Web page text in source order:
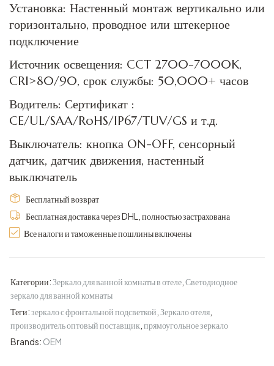
Установка: Настенный монтаж вертикально или
горизонтально, проводное или штекерное
подключение
Источник освещения: CCT 2700-7000K,
CRI>80/90, срок службы: 50,000+ часов
Водитель: Сертификат :
CE/UL/SAA/RoHS/IP67/TUV/GS и т.д.
Выключатель: кнопка ON-OFF, сенсорный
датчик, датчик движения, настенный
выключатель
Бесплатный возврат
Бесплатная доставка через DHL, полностью застрахована
Все налоги и таможенные пошлины включены
Категории:Зеркало для ванной комнаты в отеле Светодиодное
зеркало для ванной комнаты
Теги:зеркало с фронтальной подсветкой Зеркало отеля
производитель оптовый поставщик прямоугольное зеркало
Brands: OEM